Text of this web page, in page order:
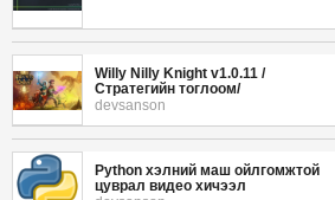
Willy Nilly Knight v1.0.11 /
Стратегийн тоглоом/
devsanson
Python хэлний маш ойлгомжтой
цуврал видео хичээл